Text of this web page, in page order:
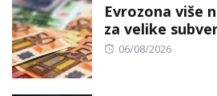
Evrozona više
za velike
Posted
06/08/2026